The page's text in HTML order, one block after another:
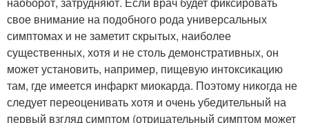
свое внимание на подобного рода универсальных
симптомах и не заметит скрытых, наиболее
существенных, хотя и не столь демонстративных, он
может установить, например, пищевую интоксикацию
там, где имеется инфаркт миокарда. Поэтому никогда не
следует переоценивать хотя и очень убедительный на
первый взгляд симптом (отрицательный симптом может